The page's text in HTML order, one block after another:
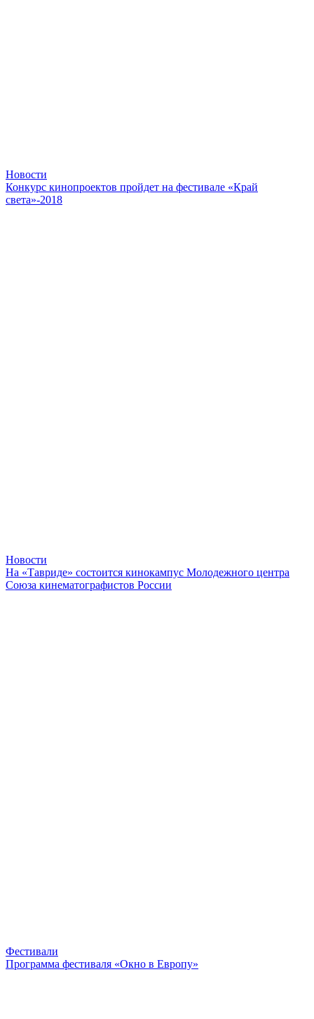
Новости
Конкурс кинопроектов пройдет на фестивале «Край
света»-2018
Новости
На «Тавриде» состоится кинокампус Молодежного центра
Союза кинематографистов России
Фестивали
Программа фестиваля «Окно в Европу»